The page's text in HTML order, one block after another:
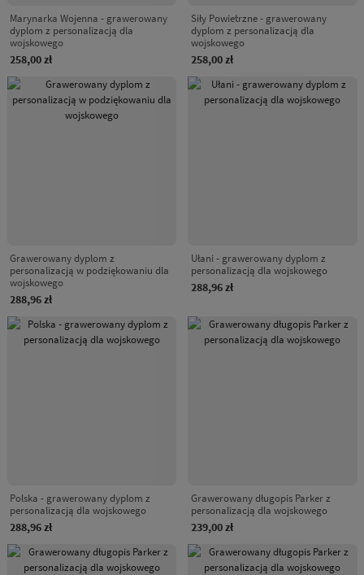
Marynarka Wojenna - grawerowany
dyplom z personalizacją dla
wojskowego
258,00 zł
Siły Powietrzne - grawerowany
dyplom z personalizacją dla
wojskowego
258,00 zł
Grawerowany dyplom z
personalizacją w podziękowaniu dla
wojskowego
288,96 zł
Ułani - grawerowany dyplom z
personalizacją dla wojskowego
288,96 zł
Polska - grawerowany dyplom z
personalizacją dla wojskowego
288,96 zł
Grawerowany długopis Parker z
personalizacją dla wojskowego
239,00 zł